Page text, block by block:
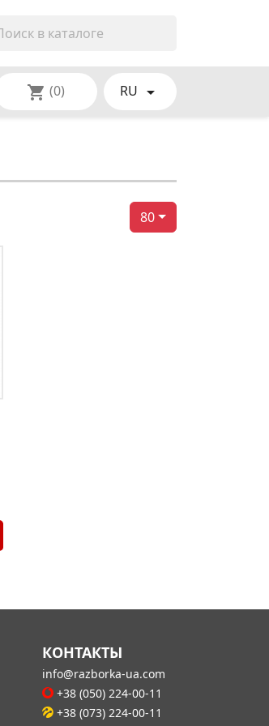
shopping_cart (0) RU 
80
КОНТАКТЫ
info@razborka-ua.com
+38 (050) 224-00-11
+38 (073) 224-00-11